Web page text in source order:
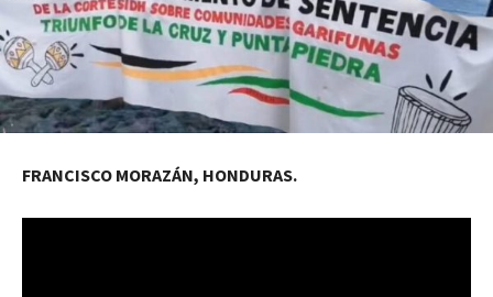
FRANCISCO MORAZÁN, HONDURAS.